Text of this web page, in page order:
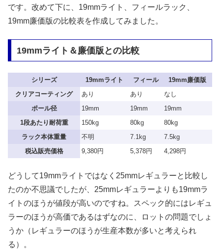
です。改めて下に、19mmライト、フィールラック、
19mm廉価版の比較表を作成してみました。
19mmライト＆廉価版との比較
シリーズ 19mmライト フィール
19mm廉価版
クリアコーティング
あり あり
なし
ポール径
19mm 19mm
19mm
1段あたり耐荷重
150kg 80kg
80kg
ラック本体重量
不明 7.1kg
7.5kg
税込販売価格
9,380円 5,378円 4,298円
どうして19mmライトではなく25mmレギュラーと比較し
たのか不思議でしたが、25mmレギュラーよりも19mmラ
イトのほうが値段が高いのですね。スペック的にはレギュ
ラーのほうが高価であるはずなのに、ロットの問題でしょ
うか（レギュラーのほうが生産本数が多いと考えられ
る）。